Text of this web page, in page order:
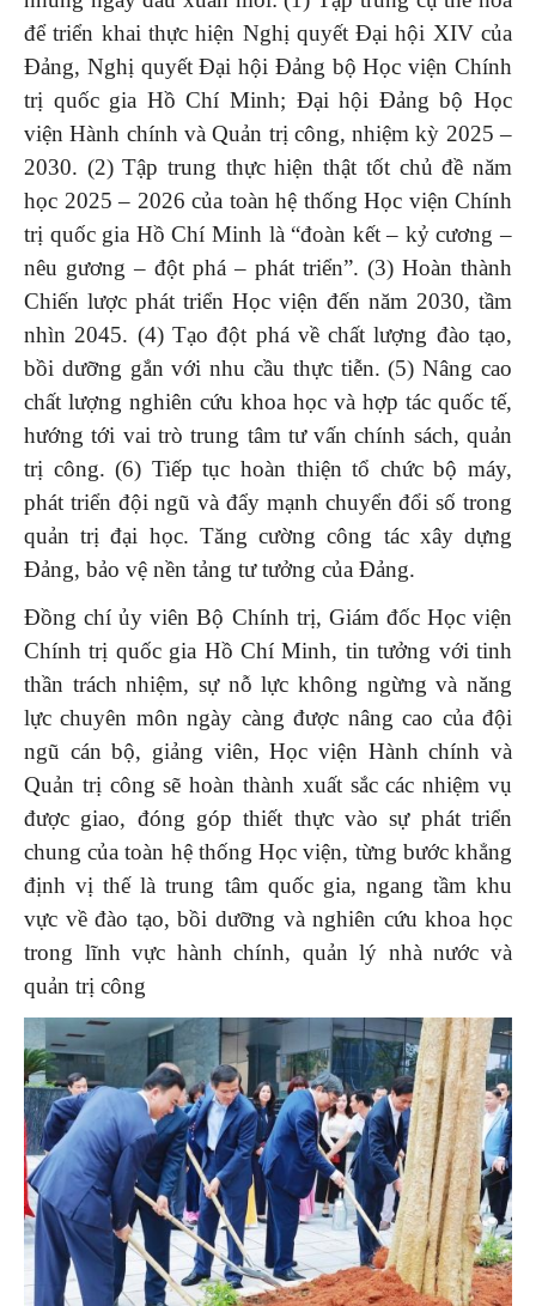
để triển khai thực hiện Nghị quyết Đại hội XIV của
Đảng, Nghị quyết Đại hội Đảng bộ Học viện Chính
trị quốc gia Hồ Chí Minh; Đại hội Đảng bộ Học
viện Hành chính và Quản trị công, nhiệm kỳ 2025 –
2030. (2) Tập trung thực hiện thật tốt chủ đề năm
học 2025 – 2026 của toàn hệ thống Học viện Chính
trị quốc gia Hồ Chí Minh là “đoàn kết – kỷ cương –
nêu gương – đột phá – phát triển”. (3) Hoàn thành
Chiến lược phát triển Học viện đến năm 2030, tầm
nhìn 2045. (4) Tạo đột phá về chất lượng đào tạo,
bồi dưỡng gắn với nhu cầu thực tiễn. (5) Nâng cao
chất lượng nghiên cứu khoa học và hợp tác quốc tế,
hướng tới vai trò trung tâm tư vấn chính sách, quản
trị công. (6) Tiếp tục hoàn thiện tổ chức bộ máy,
phát triển đội ngũ và đẩy mạnh chuyển đổi số trong
quản trị đại học. Tăng cường công tác xây dựng
Đảng, bảo vệ nền tảng tư tưởng của Đảng.
Đồng chí ủy viên Bộ Chính trị, Giám đốc Học viện
Chính trị quốc gia Hồ Chí Minh, tin tưởng với tinh
thần trách nhiệm, sự nỗ lực không ngừng và năng
lực chuyên môn ngày càng được nâng cao của đội
ngũ cán bộ, giảng viên, Học viện Hành chính và
Quản trị công sẽ hoàn thành xuất sắc các nhiệm vụ
được giao, đóng góp thiết thực vào sự phát triển
chung của toàn hệ thống Học viện, từng bước khẳng
định vị thế là trung tâm quốc gia, ngang tầm khu
vực về đào tạo, bồi dưỡng và nghiên cứu khoa học
trong lĩnh vực hành chính, quản lý nhà nước và
quản trị công